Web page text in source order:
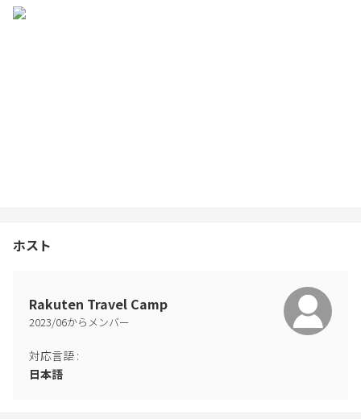
ホスト
Rakuten Travel Camp
2023/06からメンバー
対応言語 :
日本語